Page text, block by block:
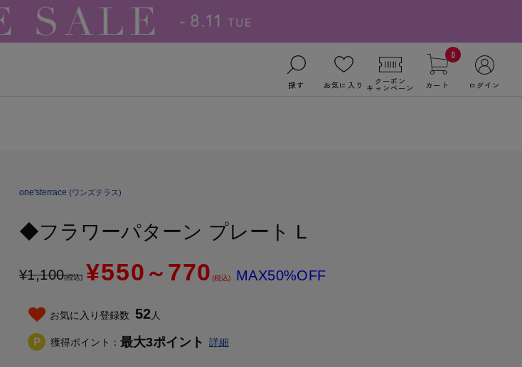
探す お気に入り クーポン
キャンペーン
0
カート ログイン
one'sterrace (ワンズテラス)
◆フラワーパターン プレート L
¥1,100(税込) ¥550 ～ 770(税込) MAX50%OFF
お気に入り登録数 52人
獲得ポイント： 最大3ポイント 詳細